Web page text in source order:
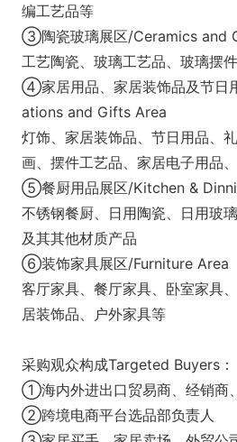
编工艺品等
③陶瓷玻璃展区/Ceramics and
工艺陶瓷、玻璃工艺品、玻璃摆
④家居用品、家居装饰品及节日
ations and Gifts Area
灯饰、家居装饰品、节日用品、
画、摆件工艺品、家居电子用品
⑤餐厨用品展区/Kitchen &
不锈钢餐厨、日用陶瓷、日用玻
及其其他材质产品
⑥装饰家具展区/Furniture Area
客厅家具、餐厅家具、卧室家具
居装饰品、户外家具等
采购观众构成Targeted Buyers：
①海内外进出口贸易商、经销商
②跨境电商平台选品部负责人